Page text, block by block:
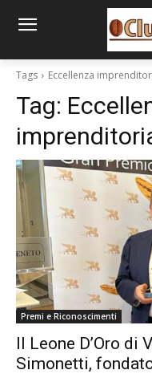
Tags Eccellenza
Tag:
Premi e Riconoscimenti
Il Leone D’Oro di
Simonetti,